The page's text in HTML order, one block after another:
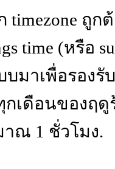
timezone ถู
time (หรือ
มาเพื่อรอง
กเดือนของฤ
ณ 1 ชั่วโมง.